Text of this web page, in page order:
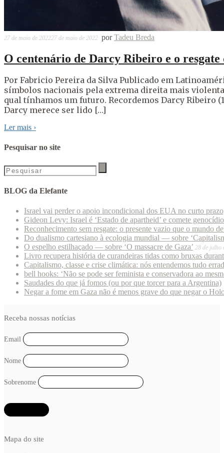
27 de maio de 202227 de maio de 2022 porTadeu Breda
O centenário de Darcy Ribeiro e o resgate
Por Fabricio Pereira da Silva Publicado em
símbolos nacionais pela extrema direita mais
qual tínhamos um futuro. Recordemos Darcy Ribeiro
Darcy merece ser lido […]
Ler mais ›
Pesquisar no site
BLOG da Elefante
Israel vai perder o apoio incondicional dos EUA no curto
Gideon Levy: Israel é ‘Estado de apartheid’ e comete
Reconhecimento sem resgate: o presente vazio que o mundo
Do dualismo cartesiano à ecologia mundial — sobre
O espelho estilhaçado — sobre ‘O massacre de Gaza’ 28 de julho
Livro recupera história de curandeiras tidas como bruxas
Capitalismo, classe e crise climática: nós entendemos tudo
bell hooks: ‘Não se pode ser feminista e conservadora ao
Saudades do que já fomos (ou por que torcer para a Argentina)
Negar a fome em Gaza não é menos grave do que negar o
Mapa do site
Receba nossas notícias
Email
Nome
Sobrenome